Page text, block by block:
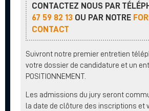
CONTACTEZ NOUS PAR
67 59 82 13 OU PAR NOTRE
CONTACT
Suivront notre premier entretien
votre dossier de candidature et un
POSITIONNEMENT.
Les admissions du jury seront
la date de clôture des inscriptions et